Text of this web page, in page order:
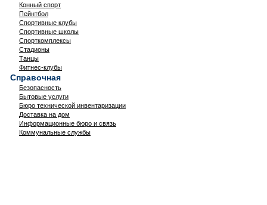
Конный спорт
Пейнтбол
Спортивные клубы
Спортивные школы
Спорткомплексы
Стадионы
Танцы
Фитнес-клубы
Справочная
Безопасность
Бытовые услуги
Бюро технической инвентаризации
Доставка на дом
Информационные бюро и связь
Коммунальные службы